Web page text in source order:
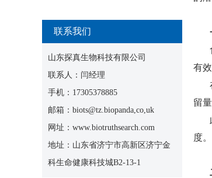
联系我们
山东探真生物科技有限公司
联系人：闫经理
手机：17305378885
邮箱：biots@tz.biopanda,co,uk
网址：www.biotruthsearch.com
地址：山东省济宁市高新区济宁金
科生命健康科技城B2-13-1
有
留
度。